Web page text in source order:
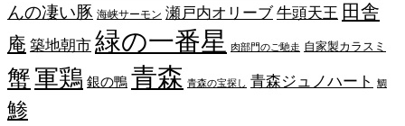
んの凄い豚 海峡サーモン 瀬戸内オリーブ 牛頭天王 田舎
庵 築地朝市 緑の一番星 肉部門のご馳走 自家製カラスミ
蟹軍鶏 銀の鴨 青森 青森の宝探し 青森ジュノハート 鯛
鯵